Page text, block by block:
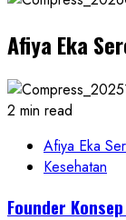
ke-
80,
Polres
Bakti
Sosial
Yayasan
Afiya Eka
2 min read
Afiya Eka
Kesehatan
Founder